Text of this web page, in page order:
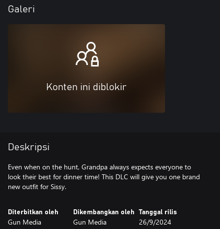
Galeri
Konten ini diblokir
Deskripsi
Even when on the hunt, Grandpa always expects everyone to
look their best for dinner time! This DLC will give you one brand
new outfit for Sissy.
Diterbitkan oleh
Gun Media
Dikembangkan oleh
Gun Media
Tanggal rilis
26/9/2024